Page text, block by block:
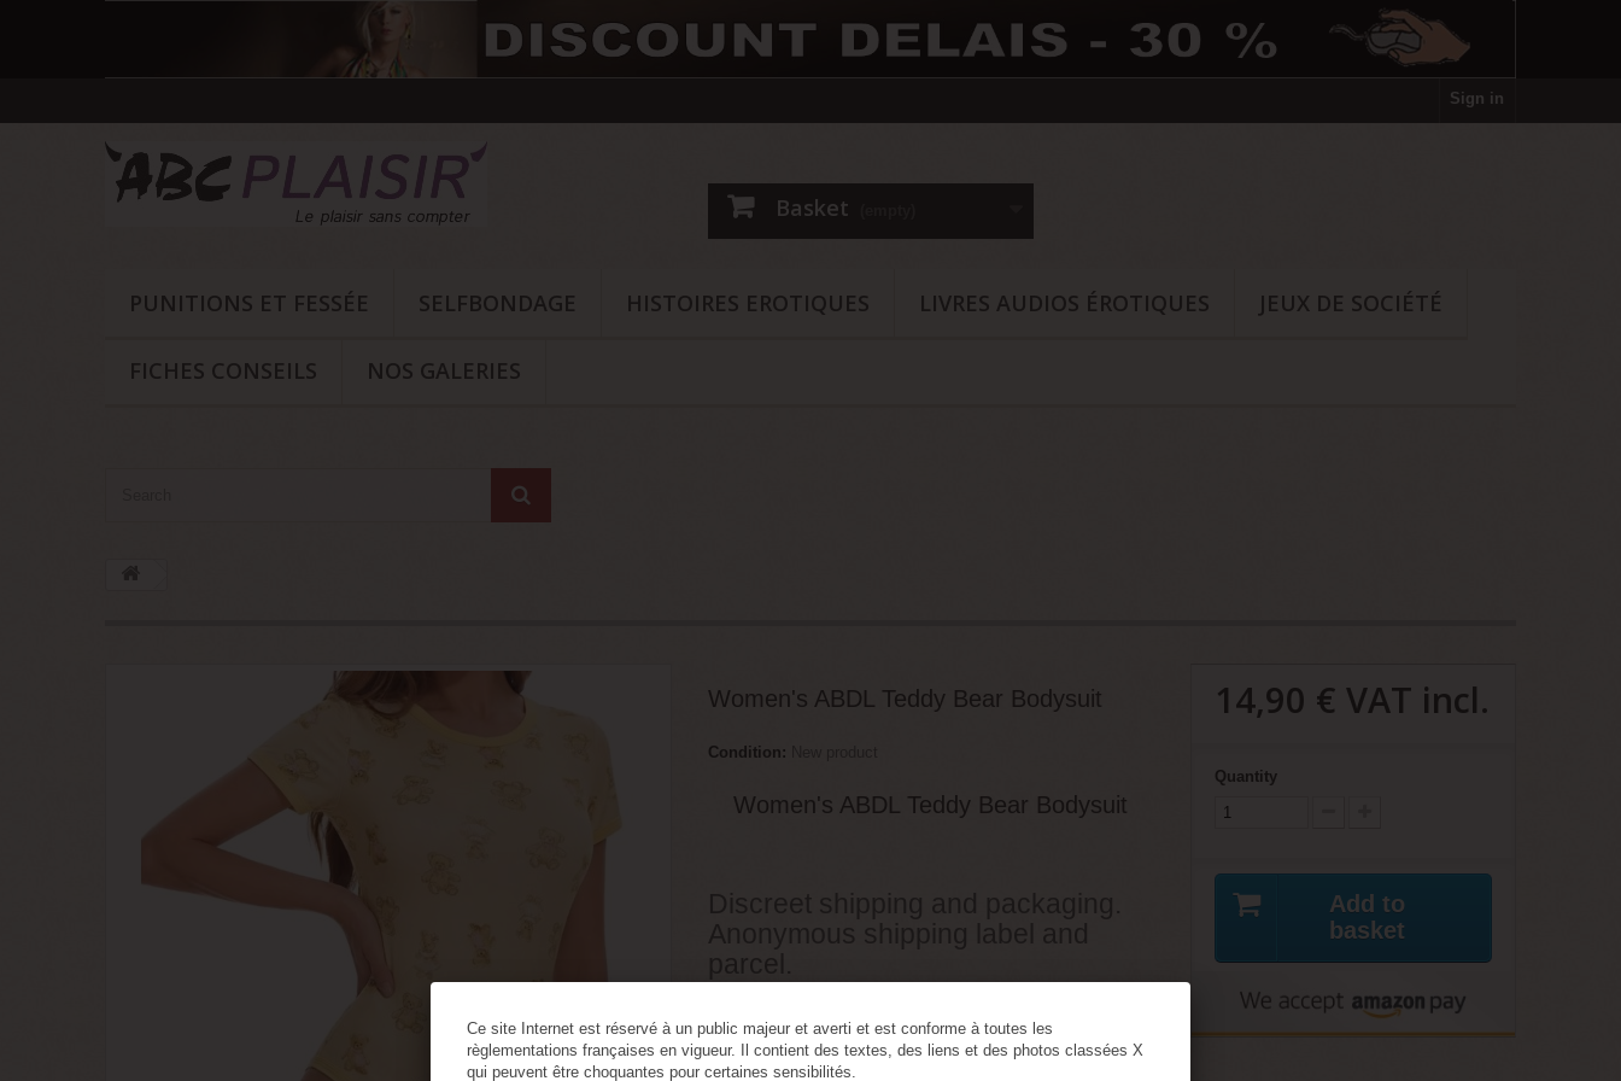
Sign in
Basket
PUNITIONS ET FESSÉE SELFBONDAGE HISTOIRES EROTIQUES LIVRES AUDIOS ÉROTIQUES JEUX DE SOCIÉTÉ
FICHES CONSEILS NOS GALERIES
Women's ABDL Teddy Bear Bodysuit
Condition:
Women's ABDL Teddy Bear Bodysuit
parcel.
2 Items Warning: Last items in stock!
Tweet Share
14,90 € VAT incl.
Quantity
Add to
basket
Ce site Internet est réservé à un public majeur et averti et est conforme à toutes les
règlementations françaises en vigueur. Il contient des textes, des liens et des photos classées X
qui peuvent être choquantes pour certaines sensibilités.